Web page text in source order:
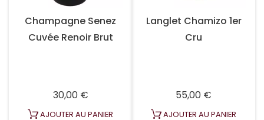
Champagne Senez
Cuvée Renoir Brut
30,00 €Prix
AJOUTER AU PANIER
Langlet Chamizo 1er
Cru
55,00 €
AJOUTER AU PANIER